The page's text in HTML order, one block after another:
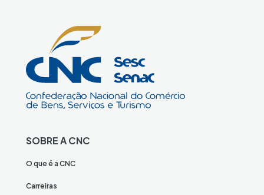
SOBRE A CNC
O que é a CNC
Carreiras